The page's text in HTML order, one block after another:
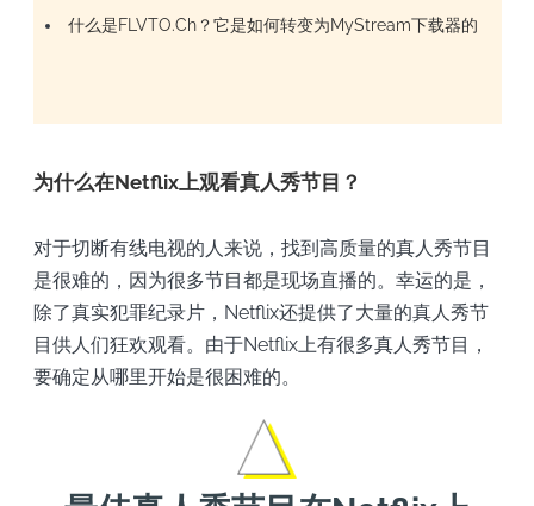
什么是FLVTO.Ch？它是如何转变为MyStream下载器的
为什么在Netflix上观看真人秀节目？
对于切断有线电视的人来说，找到高质量的真人秀节目
是很难的，因为很多节目都是现场直播的。幸运的是，
除了真实犯罪纪录片，Netflix还提供了大量的真人秀节
目供人们狂欢观看。由于Netflix上有很多真人秀节目，
要确定从哪里开始是很困难的。